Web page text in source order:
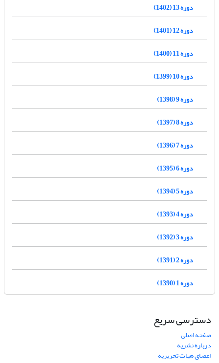
دوره 13 (1402)
دوره 12 (1401)
دوره 11 (1400)
دوره 10 (1399)
دوره 9 (1398)
دوره 8 (1397)
دوره 7 (1396)
دوره 6 (1395)
دوره 5 (1394)
دوره 4 (1393)
دوره 3 (1392)
دوره 2 (1391)
دوره 1 (1390)
دسترسی سریع
صفحه اصلی
درباره نشریه
اعضای هیات تحریریه